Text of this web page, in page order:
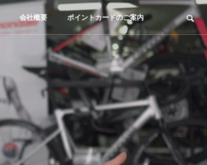
会社概要 ポイントカードのご案内